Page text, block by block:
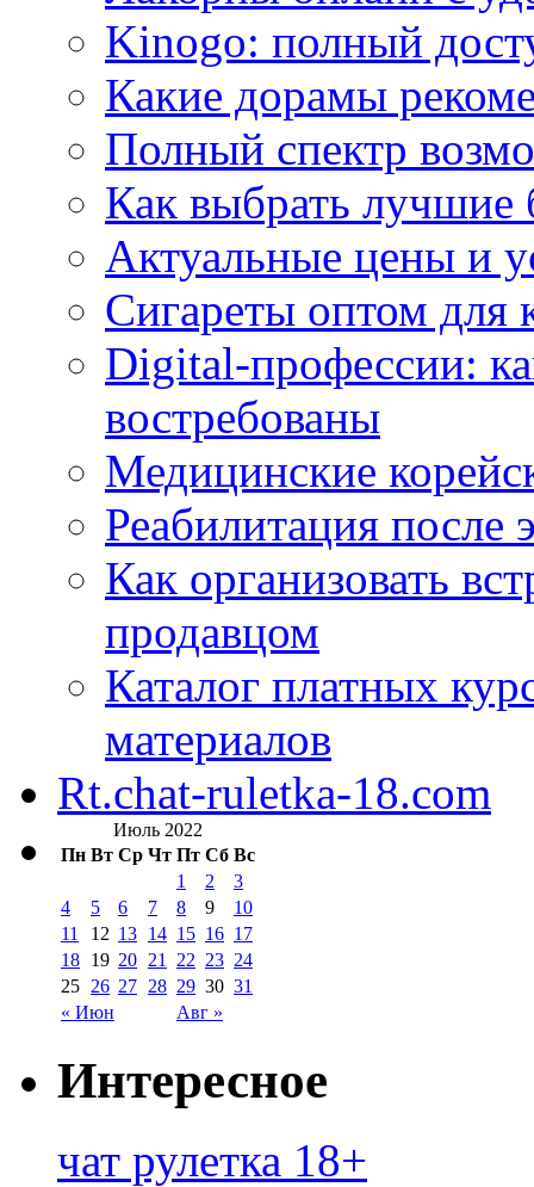
Kinogo: полный
Какие дорамы
Полный спектр
Как выбрать
Актуальные цены и
Сигареты оптом для
Digital-профессии:
востребованы
Медицинские
Реабилитация после
Как организовать
продавцом
Каталог платных
материалов
Rt.chat-ruletka-18.com
Июль 2022
Пн Вт Ср Чт Пт Сб Вс
« Июн Авг »
1 2
3
4
5 6 7 8 9
10
11
12 13 14 15 16 17
18 19 20 21 22 23 24
25 26 27 28 29 30 31
Интересное
чат рулетка 18+